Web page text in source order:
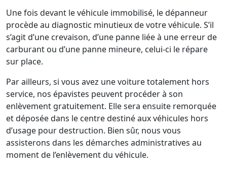
Une fois devant le véhicule immobilisé, le dépanneur
procède au diagnostic minutieux de votre véhicule. S’il
s’agit d’une crevaison, d’une panne liée à une erreur de
carburant ou d’une panne mineure, celui-ci le répare
sur place.
Par ailleurs, si vous avez une voiture totalement hors
service, nos épavistes peuvent procéder à son
enlèvement gratuitement. Elle sera ensuite remorquée
et déposée dans le centre destiné aux véhicules hors
d’usage pour destruction. Bien sûr, nous vous
assisterons dans les démarches administratives au
moment de l’enlèvement du véhicule.